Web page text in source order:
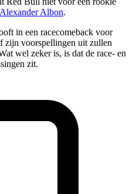
Alexander Albon.
in een racecomeback voor
voorspellingen uit zullen
wel zeker is, is dat de race- en
zit.